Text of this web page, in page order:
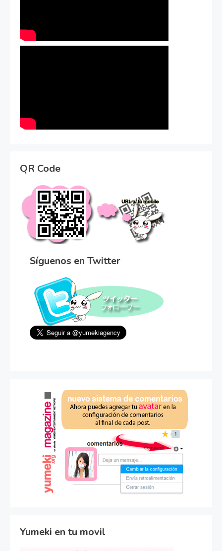
QR Code
Síguenos en Twitter
Yumeki en tu movil